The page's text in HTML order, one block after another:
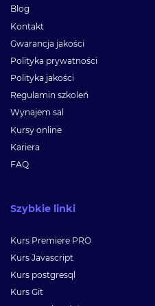
Blog
Kontakt
Gwarancja jakości
Polityka prywatności
Polityka jakości
Regulamin szkoleń
Wynajem sal
Kursy online
Kariera
FAQ
Szybkie linki
Kurs Premiere PRO
Kurs Javascript
Kurs postgresql
Kurs Git